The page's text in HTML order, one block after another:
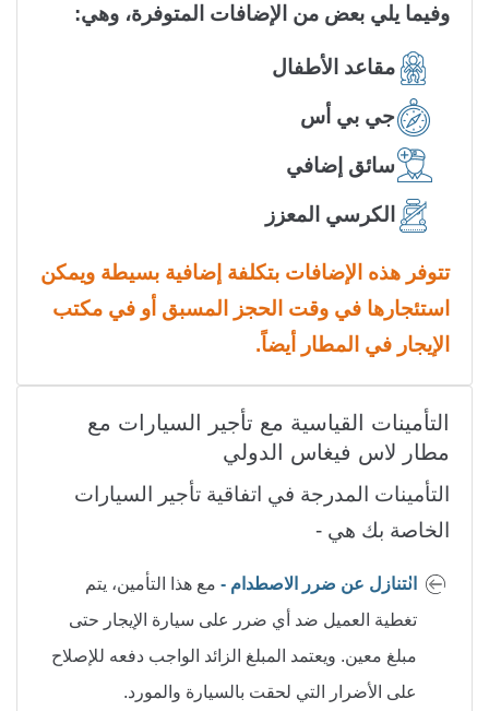
وفيما يلي بعض من الإضافات المتوفرة، وهي:
مقاعد الأطفال
جي بي أس
سائق إضافي
الكرسي المعزز
تتوفر هذه الإضافات بتكلفة إضافية بسيطة ويمكن
استئجارها في وقت الحجز المسبق أو في مكتب
الإيجار في المطار أيضاً.
التأمينات القياسية مع تأجير السيارات مع
مطار لاس فيغاس الدولي
التأمينات المدرجة في اتفاقية تأجير السيارات
الخاصة بك هي -
التنازل عن ضرر الاصطدام - مع هذا التأمين، يتم
تغطية العميل ضد أي ضرر على سيارة الإيجار حتى
مبلغ معين. ويعتمد المبلغ الزائد الواجب دفعه للإصلاح
على الأضرار التي لحقت بالسيارة والمورد.